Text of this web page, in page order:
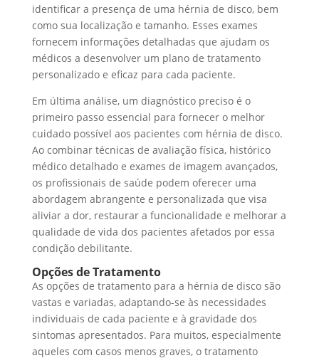
identificar a presença de uma hérnia de disco, bem
como sua localização e tamanho. Esses exames
fornecem informações detalhadas que ajudam os
médicos a desenvolver um plano de tratamento
personalizado e eficaz para cada paciente.
Em última análise, um diagnóstico preciso é o
primeiro passo essencial para fornecer o melhor
cuidado possível aos pacientes com hérnia de disco.
Ao combinar técnicas de avaliação física, histórico
médico detalhado e exames de imagem avançados,
os profissionais de saúde podem oferecer uma
abordagem abrangente e personalizada que visa
aliviar a dor, restaurar a funcionalidade e melhorar a
qualidade de vida dos pacientes afetados por essa
condição debilitante.
Opções de Tratamento
As opções de tratamento para a hérnia de disco são
vastas e variadas, adaptando-se às necessidades
individuais de cada paciente e à gravidade dos
sintomas apresentados. Para muitos, especialmente
aqueles com casos menos graves, o tratamento